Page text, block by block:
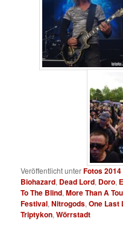
Veröffentlicht unterFotos 2014
Biohazard, Dead Lord, Doro,
To The Blind,More Than A
Festival,Nitrogods,One Last
Triptykon,Wörrstadt